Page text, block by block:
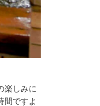
楽しみに
間ですよ